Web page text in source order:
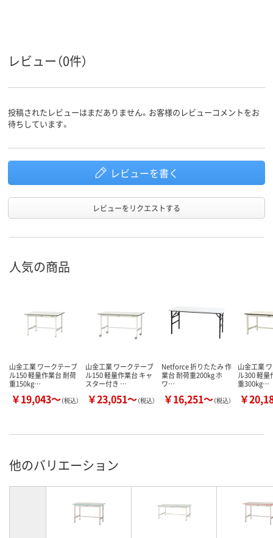
レビュー（0件）
投稿されたレビューはまだありません。お客様のレビューコメントをお
待ちしています。
レビューを書く
レビューをリクエストする
人気の商品
山金工業 ワークテーブ
ル150 軽量作業台 耐荷
重150kg…
￥19,043～（税込）
山金工業 ワークテーブ
ル150 軽量作業台 キャ
スター付き …
￥23,051～（税込）
Netforce 折りたたみ 作
業台 耐荷重200kg ホ
ワ…
￥16,251～（税込）
山金工業
ル300 軽量
重300kg…
￥
他のバリエーション